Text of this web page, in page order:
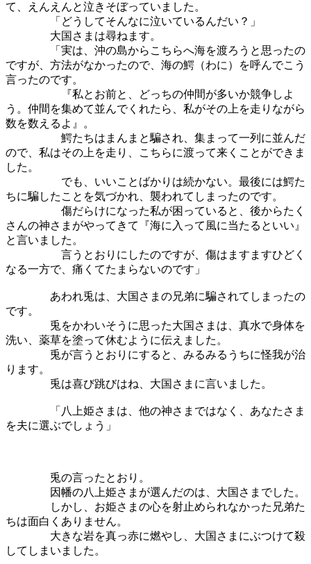
て、えんえんと泣きそぼっていました。
「どうしてそんなに泣いているんだい？」
大国さまは尋ねます。
「実は、沖の島からこちらへ海を渡ろうと思ったの
ですが、方法がなかったので、海の鰐（わに）を呼んでこう
言ったのです。
『私とお前と、どっちの仲間が多いか競争しよ
う。仲間を集めて並んでくれたら、私がその上を走りながら
数を数えるよ』。
鰐たちはまんまと騙され、集まって一列に並んだ
ので、私はその上を走り、こちらに渡って来くことができま
した。
でも、いいことばかりは続かない。最後には鰐た
ちに騙したことを気づかれ、襲われてしまったのです。
傷だらけになった私が困っていると、後からたく
さんの神さまがやってきて『海に入って風に当たるといい』
と言いました。
言うとおりにしたのですが、傷はますますひどく
なる一方で、痛くてたまらないのです」
あわれ兎は、大国さまの兄弟に騙されてしまったの
です。
兎をかわいそうに思った大国さまは、真水で身体を
洗い、薬草を塗って休むように伝えました。
兎が言うとおりにすると、みるみるうちに怪我が治
ります。
兎は喜び跳びはね、大国さまに言いました。
「八上姫さまは、他の神さまではなく、あなたさま
を夫に選ぶでしょう」
兎の言ったとおり。
因幡の八上姫さまが選んだのは、大国さまでした。
しかし、お姫さまの心を射止められなかった兄弟た
ちは面白くありません。
大きな岩を真っ赤に燃やし、大国さまにぶつけて殺
してしまいました。